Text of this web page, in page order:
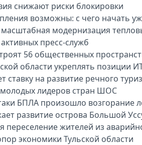
снижают риски блокировки
возможны: с чего начать
модернизация
пресс-служб
56 общественных
области укреплять позиции
ставку на развитие речного
лидеров стран ШОС
БПЛА произошло возгорание
развитие острова Большой
переселение жителей из
экономики Тульской области